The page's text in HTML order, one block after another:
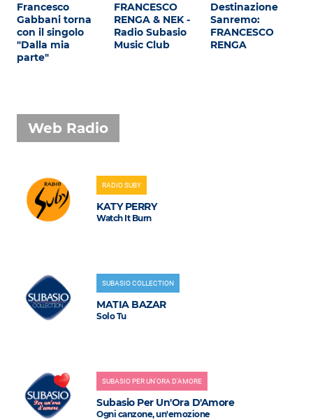
Francesco
Gabbani torna
con il singolo
"Dalla mia
parte"
FRANCESCO
RENGA & NEK -
Radio Subasio
Music Club
Destinazione
Sanremo:
FRANCESCO
RENGA
Web Radio
RADIO SUBY
KATY PERRY
Watch It Burn
SUBASIO COLLECTION
MATIA BAZAR
Solo Tu
SUBASIO PER UN'ORA D'AMORE
Subasio Per Un'Ora D'Amore
Ogni canzone, un'emozione